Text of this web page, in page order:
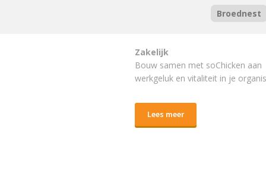
Broednest
Zakelijk
Bouw samen met soChicken aan
werkgeluk en vitaliteit in je
Lees meer